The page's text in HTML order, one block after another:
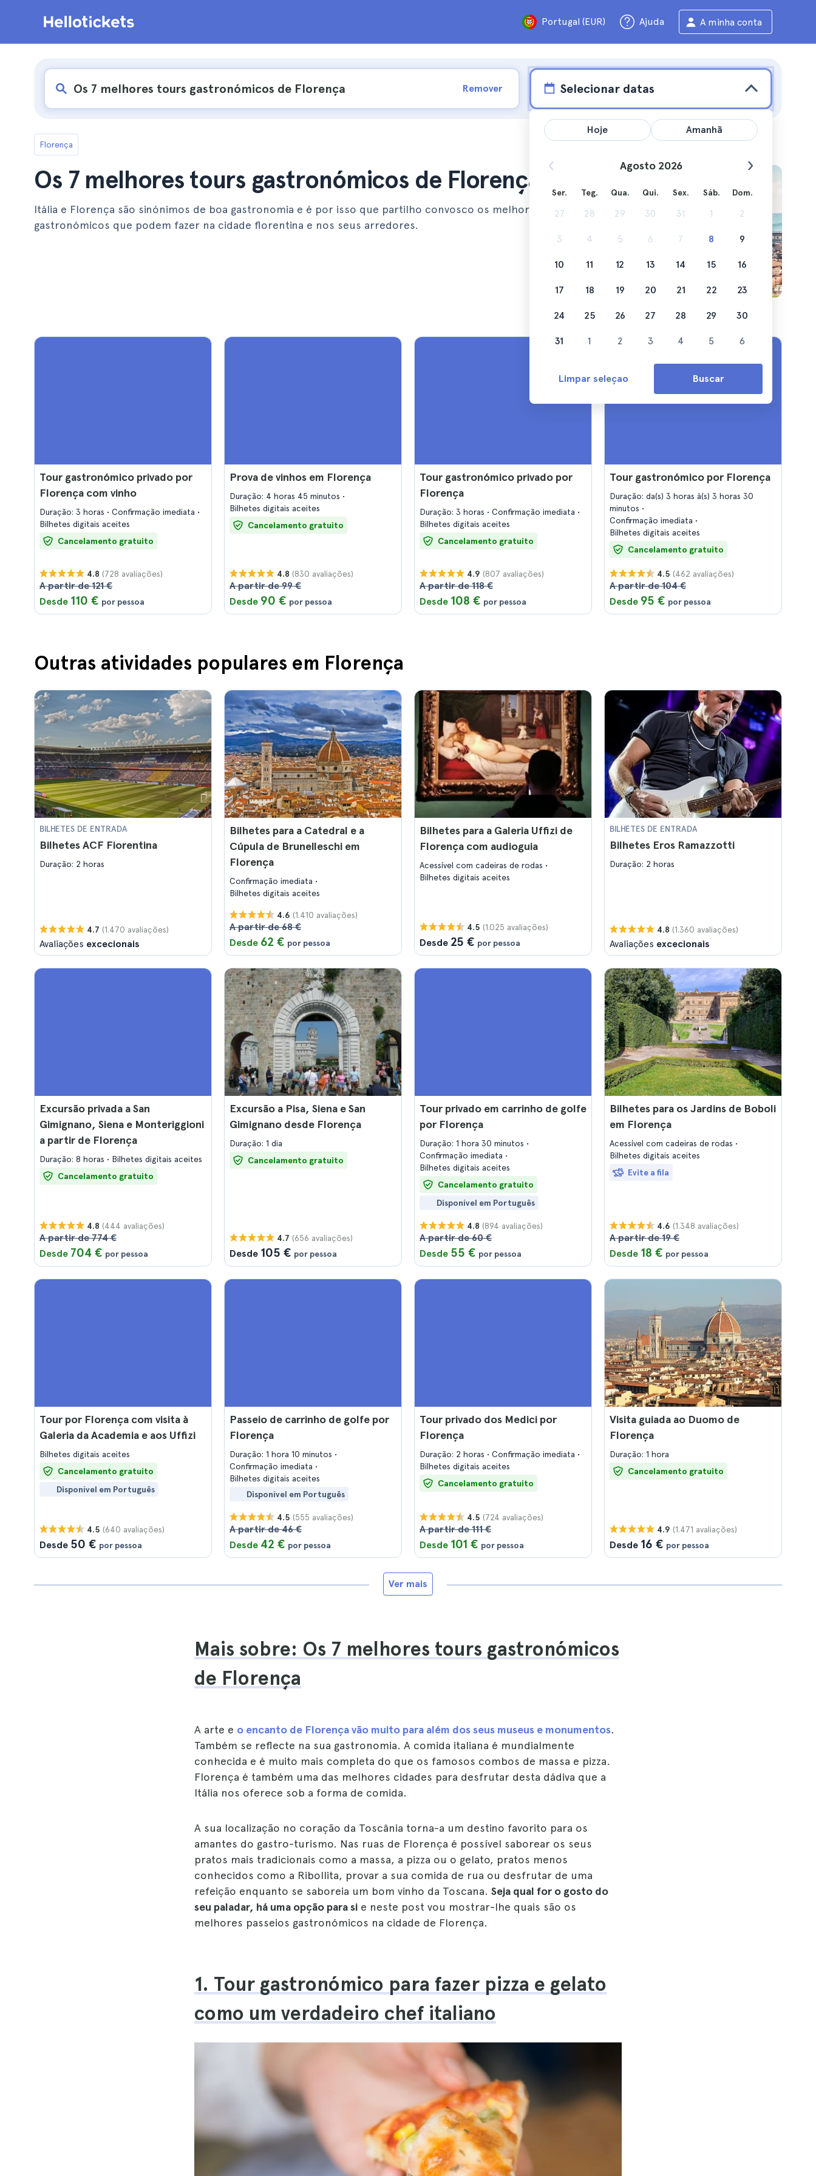
Portugal (EUR) Ajuda A minha conta
Remover Selecionar datas
Florença
Os 7 melhores tours gastronómicos de Florença
Itália e Florença são sinónimos de boa gastronomia e é por isso que partilho convosco os melhores passeios
gastronómicos que podem fazer na cidade florentina e nos seus arredores.
Tour gastronómico privado por
Florença com vinho
Duração: 3 horas
Confirmação imediata
Bilhetes digitais aceites
Cancelamento gratuito
4.8 (728 avaliações)
A partir de 121 €
Desde 110 € por pessoa
Prova de vinhos em Florença
Duração: 4 horas 45 minutos
Bilhetes digitais aceites
Cancelamento gratuito
4.8 (830 avaliações)
A partir de 99 €
Desde 90 € por pessoa
Tour gastronómico privado por
Florença
Duração: 3 horas
Confirmação imediata
Bilhetes digitais aceites
Cancelamento gratuito
4.9 (807 avaliações)
A partir de 118 €
Desde 108 € por pessoa
Tour gastronómico por Florença
Duração: da(s) 3 horas à(s) 3 horas 30
minutos
Confirmação imediata
Bilhetes digitais aceites
Cancelamento gratuito
4.5 (462 avaliações)
A partir de 104 €
Desde 95 € por pessoa
Outras atividades populares em Florença
BILHETES DE ENTRADA
Bilhetes ACF Fiorentina
Duração: 2 horas
4.7 (1.470 avaliações)
Avaliações excecionais
Bilhetes para a Catedral e a
Cúpula de Brunelleschi em
Florença
Confirmação imediata
Bilhetes digitais aceites
4.6 (1.410 avaliações)
A partir de 68 €
Desde 62 € por pessoa
Bilhetes para a Galeria Uffizi de
Florença com audioguia
Acessível com cadeiras de rodas
Bilhetes digitais aceites
4.5 (1.025 avaliações)
Desde 25 € por pessoa
BILHETES DE ENTRADA
Bilhetes Eros Ramazzotti
Duração: 2 horas
4.8 (1.360 avaliações)
Avaliações excecionais
Excursão privada a San
Gimignano, Siena e Monteriggioni
a partir de Florença
Duração: 8 horas
Bilhetes digitais aceites
Cancelamento gratuito
4.8 (444 avaliações)
A partir de 774 €
Desde 704 € por pessoa
Excursão a Pisa, Siena e San
Gimignano desde Florença
Duração: 1 dia
Cancelamento gratuito
4.7 (656 avaliações)
Desde 105 € por pessoa
Tour privado em carrinho de golfe
por Florença
Duração: 1 hora 30 minutos
Confirmação imediata
Bilhetes digitais aceites
Cancelamento gratuito
Disponível em Português
4.8 (894 avaliações)
A partir de 60 €
Desde 55 € por pessoa
Bilhetes para os Jardins de Boboli
em Florença
Acessível com cadeiras de rodas
Bilhetes digitais aceites
Evite a fila
4.6 (1.348 avaliações)
A partir de 19 €
Desde 18 € por pessoa
Tour por Florença com visita à
Galeria da Academia e aos Uffizi
Bilhetes digitais aceites
Cancelamento gratuito
Disponível em Português
4.5 (640 avaliações)
Desde 50 € por pessoa
Passeio de carrinho de golfe por
Florença
Duração: 1 hora 10 minutos
Confirmação imediata
Bilhetes digitais aceites
Disponível em Português
4.5 (555 avaliações)
A partir de 46 €
Desde 42 € por pessoa
Tour privado dos Medici por
Florença
Duração: 2 horas
Confirmação imediata
Bilhetes digitais aceites
Cancelamento gratuito
4.5 (724 avaliações)
A partir de 111 €
Desde 101 € por pessoa
Visita guiada ao Duomo de
Florença
Duração: 1 hora
Cancelamento gratuito
4.9 (1.471 avaliações)
Desde 16 € por pessoa
Ver mais
Mais sobre: Os 7 melhores tours gastronómicos
de Florença
A arte e o encanto de Florença vão muito para além dos seus museus e monumentos.
Também se reflecte na sua gastronomia. A comida italiana é mundialmente
conhecida e é muito mais completa do que os famosos combos de massa e pizza.
Florença é também uma das melhores cidades para desfrutar desta dádiva que a
Itália nos oferece sob a forma de comida.
A sua localização no coração da Toscânia torna-a um destino favorito para os
amantes do gastro-turismo. Nas ruas de Florença é possível saborear os seus
pratos mais tradicionais como a massa, a pizza ou o gelato, pratos menos
conhecidos como a Ribollita, provar a sua comida de rua ou desfrutar de uma
refeição enquanto se saboreia um bom vinho da Toscana. Seja qual for o gosto do
seu paladar, há uma opção para si e neste post vou mostrar-lhe quais são os
melhores passeios gastronómicos na cidade de Florença.
1. Tour gastronómico para fazer pizza e gelato
como um verdadeiro chef italiano
Hoje Amanhã
Agosto 2026
Ser. Teg. Qua. Qui. Sex. Sáb. Dom.
27 28 29 30 31 1 2
3 4 5 6 7 8 9
10 11 12 13 14 15 16
17 18 19 20 21 22 23
24 25 26 27 28 29 30
31 1 2 3 4 5 6
Limpar seleçao Buscar